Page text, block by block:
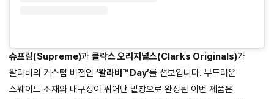
슈프림(Supreme)과 클락스 오리지널스(Clarks Originals)가
왈라비의 커스텀 버전인 ‘왈라비™ Day’를 선보입니다. 부드러운
스웨이드 소재와 내구성이 뛰어난 밑창으로 완성된 이번 제품은